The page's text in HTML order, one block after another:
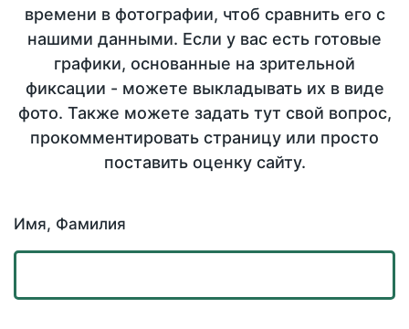
времени в фотографии, чтоб сравнить его с
нашими данными. Если у вас есть готовые
графики, основанные на зрительной
фиксации - можете выкладывать их в виде
фото. Также можете задать тут свой вопрос,
прокомментировать страницу или просто
поставить оценку сайту.
Имя, Фамилия